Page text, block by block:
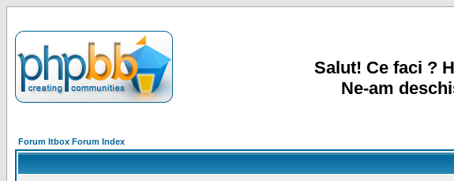
Salut! Ce faci ?
Ne-am
Forum Itbox Forum Index